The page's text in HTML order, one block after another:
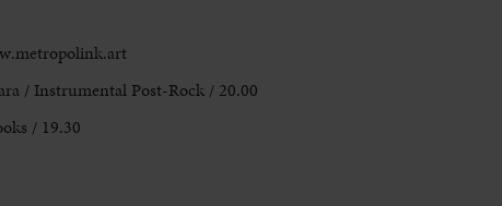
/ Instrumental Post-Rock / 20.00
/ 19.30